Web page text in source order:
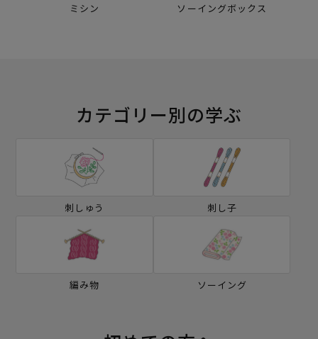
ミシン ソーイングボックス
カテゴリー別の学ぶ
刺しゅう 刺し子
編み物 ソーイング